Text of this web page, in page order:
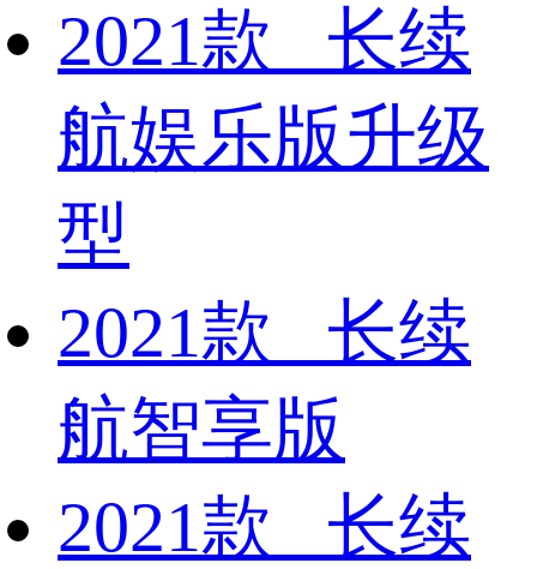
2021款 长续
航娱乐版升级
型
2021款 长续
航智享版
2021款 长续